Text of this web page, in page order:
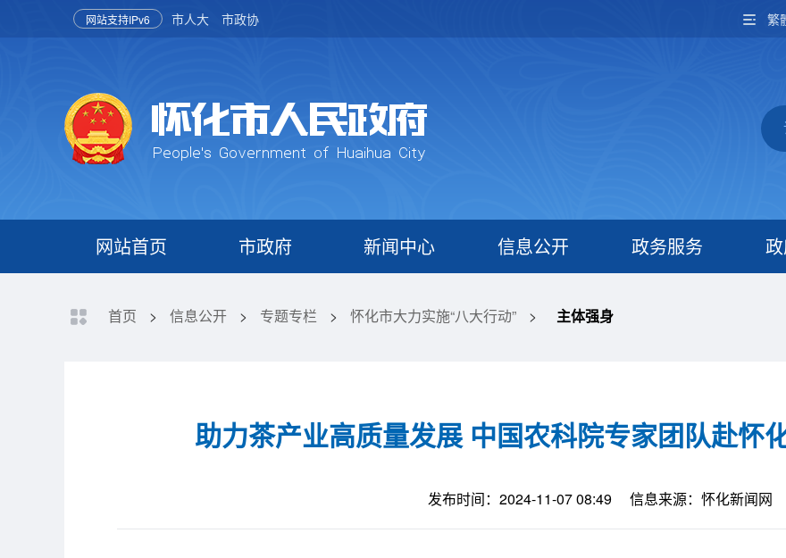
网站支持IPv6 市人大 市政协 繁
网站首页 市政府 新闻中心 信息公开 政务服务
首页 > 信息公开 > 专题专栏 > 怀化市大力实施“八大行动” > 主体强身
助力茶产业高质量发展 中国农科院专家团队赴怀
发布时间：2024-11-07 08:49 信息来源：怀化新闻网